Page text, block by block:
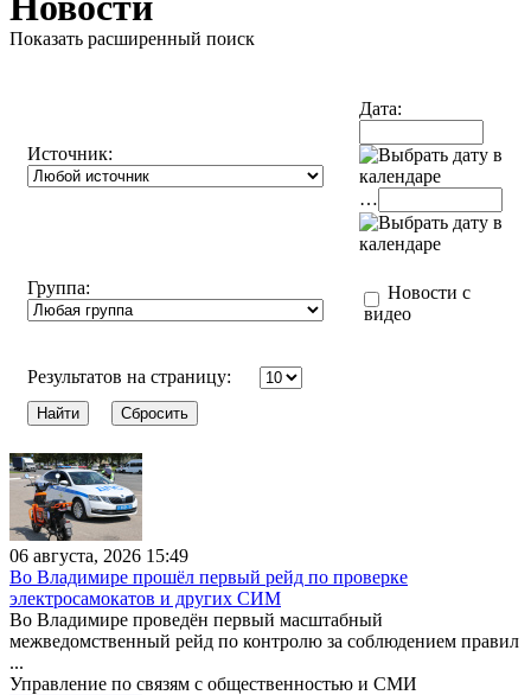
Показать расширенный поиск
Источник:
Дата:
…
Группа:
Новости с
видео
Результатов на страницу:
06 августа, 2026 15:49
Во Владимире прошёл первый рейд по проверке
электросамокатов и других СИМ
Во Владимире проведён первый масштабный
межведомственный рейд по контролю за соблюдением правил
...
Управление по связям с общественностью и СМИ